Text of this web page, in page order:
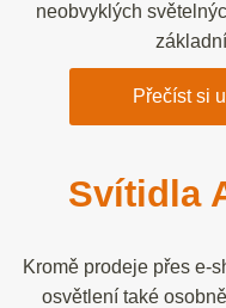
neobvyklých
Přečíst si
Svítidla
Kromě prodeje přes e-
osvětlení také